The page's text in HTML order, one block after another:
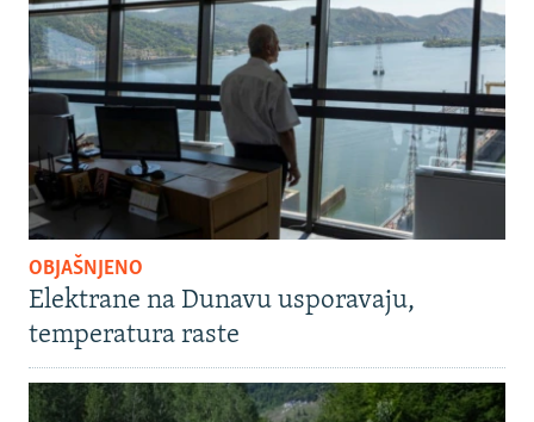
OBJAŠNJENO
Elektrane na Dunavu usporavaju,
temperatura raste